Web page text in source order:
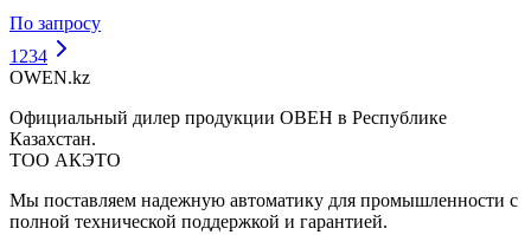
По запросу
1 234
OWEN.kz
Официальный дилер продукции ОВЕН в Республике
Казахстан.
ТОО АКЭТО
Мы поставляем надежную автоматику для промышленности с
полной технической поддержкой и гарантией.